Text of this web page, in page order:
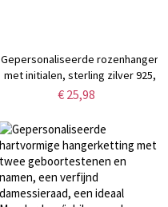
Gepersonaliseerde rozenhanger
met initialen, sterling zilver 925,
bloemensieraad voor vrouwen,
voor haar/vrouw/vriendin
€ 25,98